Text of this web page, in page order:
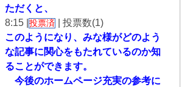
ただくと、
8:15 | 投票済
| 投票数(1)
このようになり、 みな様がどのよう
な記事に関心をもたれているのか知
ることができます。
今後のホームページ充実の参考に